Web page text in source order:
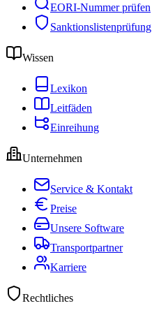
EORI-Nummer prüfen
Sanktionslistenprüfung
Wissen
Lexikon
Leitfäden
Einreihung
Unternehmen
Service & Kontakt
Preise
Unsere Software
Transportpartner
Karriere
Rechtliches